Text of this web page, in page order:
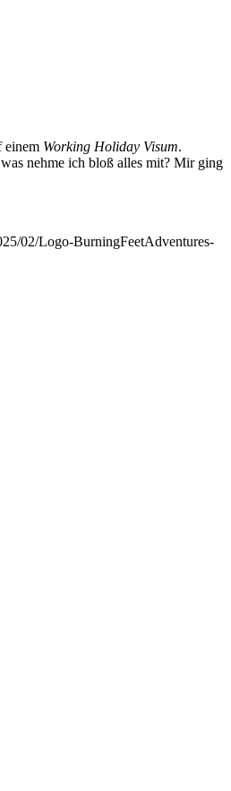
einem Working Holiday Visum.
nehme ich bloß alles mit? Mir ging
02/Logo-BurningFeetAdventures-